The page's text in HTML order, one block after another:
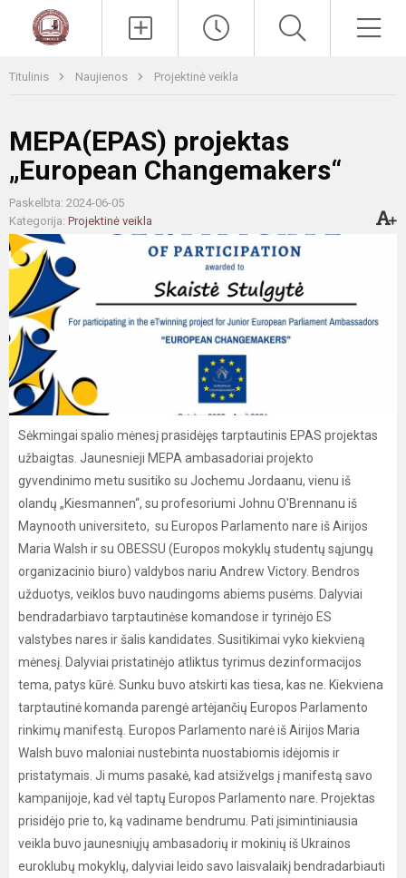
Titulinis Naujienos Projektinė veikla
MEPA(EPAS) projektas
„European Changemakers“
Paskelbta: 2024-06-05
Kategorija: Projektinė veikla
Sėkmingai spalio mėnesį prasidėjęs tarptautinis EPAS projektas
užbaigtas. Jaunesnieji MEPA ambasadoriai projekto
gyvendinimo metu susitiko su Jochemu Jordaanu, vienu iš
olandų „Kiesmannen“, su profesoriumi Johnu O'Brennanu iš
Maynooth universiteto, su Europos Parlamento nare iš Airijos
Maria Walsh ir su OBESSU (Europos mokyklų studentų sąjungų
organizacinio biuro) valdybos nariu Andrew Victory. Bendros
užduotys, veiklos buvo naudingoms abiems pusėms. Dalyviai
bendradarbiavo tarptautinėse komandose ir tyrinėjo ES
valstybes nares ir šalis kandidates. Susitikimai vyko kiekvieną
mėnesį. Dalyviai pristatinėjo atliktus tyrimus dezinformacijos
tema, patys kūrė. Sunku buvo atskirti kas tiesa, kas ne. Kiekviena
tarptautinė komanda parengė artėjančių Europos Parlamento
rinkimų manifestą. Europos Parlamento narė iš Airijos Maria
Walsh buvo maloniai nustebinta nuostabiomis idėjomis ir
pristatymais. Ji mums pasakė, kad atsižvelgs į manifestą savo
kampanijoje, kad vėl taptų Europos Parlamento nare. Projektas
prisidėjo prie to, ką vadiname bendrumu. Pati įsimintiniausia
veikla buvo jaunesniųjų ambasadorių ir mokinių iš Ukrainos
euroklubų mokyklų, dalyviai leido savo laisvalaikį bendradarbiauti